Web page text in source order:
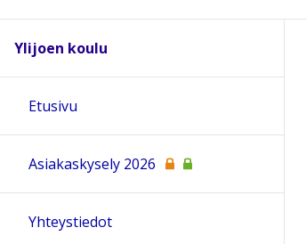
Ylijoen koulu
Etusivu
Asiakaskysely 2026
Yhteystiedot